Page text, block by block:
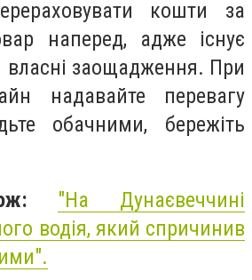
кошти за
наперед, адже існує
власні заощадження. При
надавайте перевагу
обачними, бережіть
"На Дунаєвеччині
водія, який спричинив